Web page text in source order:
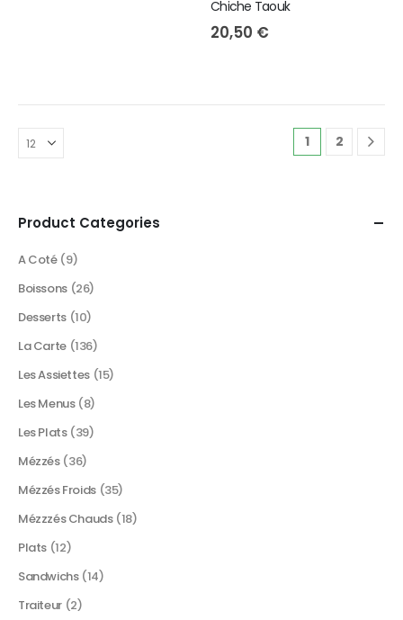
Chiche Taouk
20,50 €
1 2
Product Categories
A Coté (9)
Boissons (26)
Desserts (10)
La Carte (136)
Les Assiettes (15)
Les Menus (8)
Les Plats (39)
Mézzés (36)
Mézzés Froids (35)
Mézzzés Chauds (18)
Plats (12)
Sandwichs (14)
Traiteur (2)